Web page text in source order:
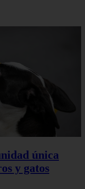
única
y gatos